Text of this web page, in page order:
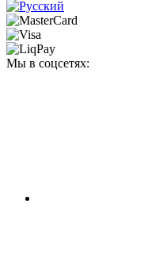
Мы в соцсетях: